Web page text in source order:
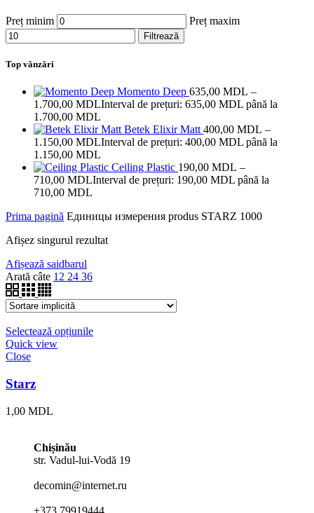
Preț minim Preț maxim
Filtrează
Top vânzări
Momento Deep 635,00 MDL –
1.700,00 MDLInterval de prețuri: 635,00 MDL până la
1.700,00 MDL
Betek Elixir Matt 400,00 MDL –
1.150,00 MDLInterval de prețuri: 400,00 MDL până la
1.150,00 MDL
Ceiling Plastic 190,00 MDL –
710,00 MDLInterval de prețuri: 190,00 MDL până la
710,00 MDL
Prima pagină Единицы измерения produs STARZ 1000
Afișez singurul rezultat
Afișează saidbarul
Arată câte 12 24 36
Selectează opțiunile
Quick view
Close
Starz
1,00 MDL
Chișinău
str. Vadul-lui-Vodă 19
decomin@internet.ru
+373 79919444